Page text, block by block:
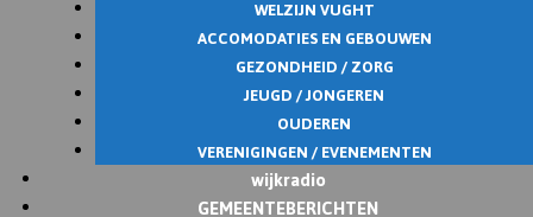
WELZIJN VUGHT
ACCOMODATIES EN GEBOUWEN
GEZONDHEID / ZORG
JEUGD / JONGEREN
OUDEREN
VERENIGINGEN / EVENEMENTEN
wijkradio
GEMEENTEBERICHTEN